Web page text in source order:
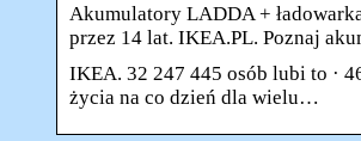
Akumulatory LADDA +
przez 14 lat. IKEA.PL. Poznaj
IKEA. 32 247 445 osób lubi to ·
życia na co dzień dla wielu…